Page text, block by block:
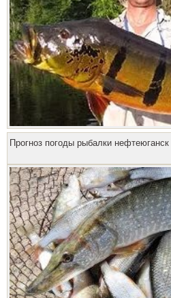
Прогноз погоды рыбалки нефтеюганск